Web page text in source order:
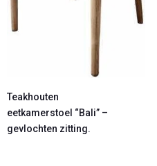
Teakhouten
eetkamerstoel “Bali” –
gevlochten zitting.